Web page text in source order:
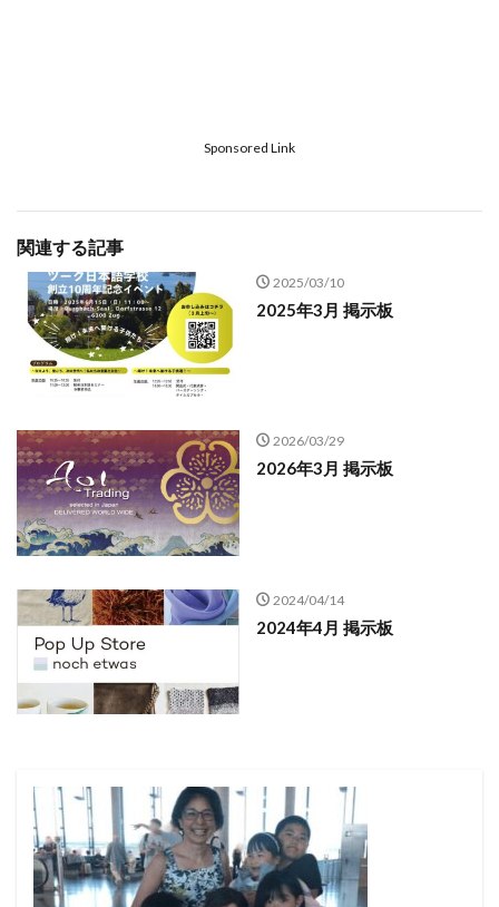
Sponsored Link
関連する記事
2025/03/10
2025年3月 掲示板
2026/03/29
2026年3月 掲示板
2024/04/14
2024年4月 掲示板